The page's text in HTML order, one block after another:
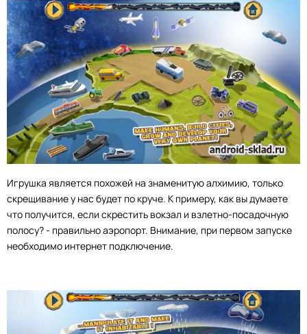
Игрушка является похожей на знаменитую алхимию, только
скрещивание у нас будет по круче. К примеру, как вы думаете
что получится, если скрестить вокзал и взлетно-посадочную
полосу? - правильно аэропорт. Внимание, при первом запуске
необходимо интернет подключение.